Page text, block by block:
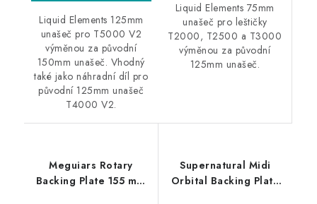
Liquid Elements 125mm
unašeč pro T5000 V2
výměnou za původní
150mm unašeč. Vhodný
také jako náhradní díl pro
původní 125mm unašeč
T4000 V2.
Liquid Elements 75mm
unašeč pro leštičky
T2000, T2500 a T3000
výměnou za původní
125mm unašeč.
Meguiars Rotary
Backing Plate 155 mm
Supernatural Midi
Orbital Backing Plate